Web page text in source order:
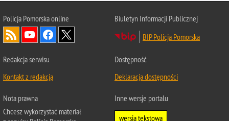
Policja Pomorska online
Biuletyn Informacji Publicznej
BIP Policja Pomorska
Redakcja serwisu
Kontakt z redakcją
Dostępność
Deklaracja dostępności
Nota prawna
Chcesz wykorzystać materiał
Inne wersje portalu
wersja tekstowa